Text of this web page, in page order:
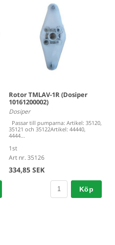
Rotor TMLAV-1R (Dosiper
10161200002)
Dosiper
Passar till pumparna: Artikel: 35120,
35121 och 35122Artikel: 44440,
4444...
1st
Art nr. 35126
334,85 SEK
Köp